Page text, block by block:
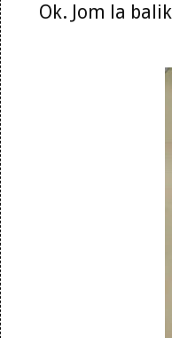
Ok. Jom la